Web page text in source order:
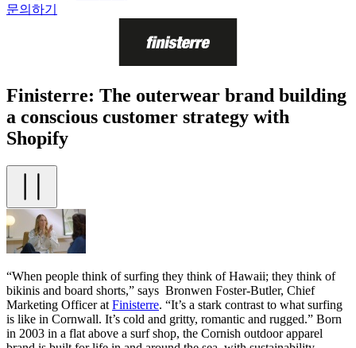
문의하기
Finisterre: The outerwear brand building
a conscious customer strategy with
Shopify
“When people think of surfing they think of Hawaii; they think of
bikinis and board shorts,” says Bronwen Foster-Butler, Chief
Marketing Officer at Finisterre. “It’s a stark contrast to what surfing
is like in Cornwall. It’s cold and gritty, romantic and rugged.” Born
in 2003 in a flat above a surf shop, the Cornish outdoor apparel